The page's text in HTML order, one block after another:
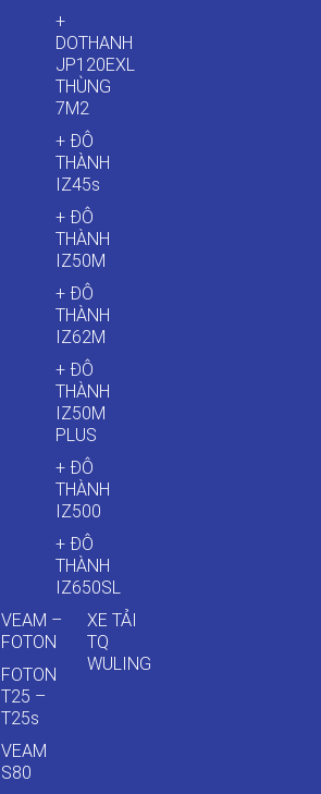
+
DOTHANH
JP120EXL
THÙNG
7M2
+ ĐÔ
THÀNH
IZ45s
+ ĐÔ
THÀNH
IZ50M
+ ĐÔ
THÀNH
IZ62M
+ ĐÔ
THÀNH
IZ50M
PLUS
+ ĐÔ
THÀNH
IZ500
+ ĐÔ
THÀNH
IZ650SL
VEAM –
FOTON
FOTON
T25 –
T25s
VEAM
S80
XE TẢI
TQ
WULING